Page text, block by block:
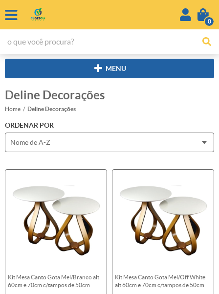
0
MENU
Deline Decorações
Home Deline Decorações
ORDENAR POR
Nome de A-Z
Kit Mesa Canto Gota Mel/Branco alt
60cm e 70cm c/tampos de 50cm
Kit Mesa Canto Gota Mel/Off White
alt 60cm e 70cm c/tampos de 50cm